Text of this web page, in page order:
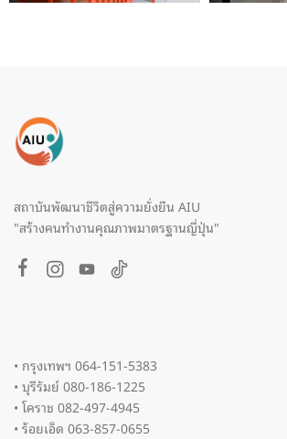
สถาบันพัฒนาชีวิตสู่ความยั่งยืน AIU
"สร้างคนทำงานคุณภาพมาตรฐานญี่ปุ่น"
• กรุงเทพฯ 064-151-5383
• บุรีรัมย์ 080-186-1225
• โคราช 082-497-4945
• ร้อยเอ็ด 063-857-0655